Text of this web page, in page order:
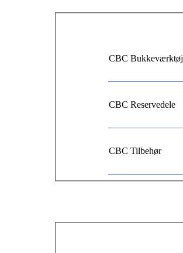
CBC Bukkeværktøj
CBC Reservedele
CBC Tilbehør